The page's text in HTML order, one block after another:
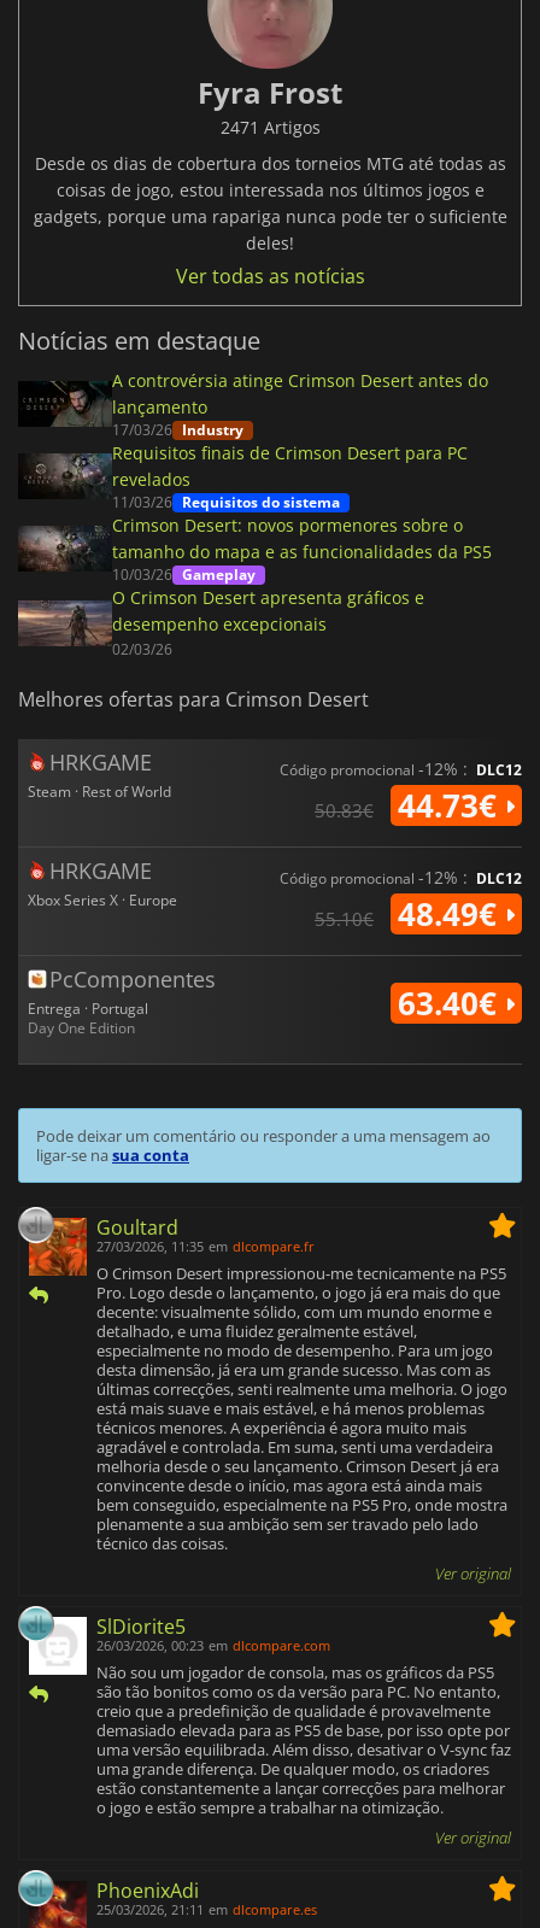
Fyra Frost
2471 Artigos
Desde os dias de cobertura dos torneios MTG até todas as
coisas de jogo, estou interessada nos últimos jogos e
gadgets, porque uma rapariga nunca pode ter o suficiente
deles!
Ver todas as notícias
Notícias em destaque
A controvérsia atinge Crimson Desert antes do
lançamento
17/03/26 Industry
Requisitos finais de Crimson Desert para PC
revelados
11/03/26 Requisitos do sistema
Crimson Desert: novos pormenores sobre o
tamanho do mapa e as funcionalidades da PS5
10/03/26 Gameplay
O Crimson Desert apresenta gráficos e
desempenho excepcionais
02/03/26
Melhores ofertas para Crimson Desert
HRKGAME
Steam · Rest of World
Código promocional -12% : DLC12
50.83€ 44.73€
HRKGAME
Xbox Series X · Europe
Código promocional -12% : DLC12
55.10€ 48.49€
PcComponentes
Entrega · Portugal
Day One Edition
63.40€
Pode deixar um comentário ou responder a uma mensagem ao
ligar-se nasua conta
Goultard
27/03/2026, 11:35 em dlcompare.fr
O Crimson Desert impressionou-me tecnicamente na PS5
Pro. Logo desde o lançamento, o jogo já era mais do que
decente: visualmente sólido, com um mundo enorme e
detalhado, e uma fluidez geralmente estável,
especialmente no modo de desempenho. Para um jogo
desta dimensão, já era um grande sucesso. Mas com as
últimas correcções, senti realmente uma melhoria. O jogo
está mais suave e mais estável, e há menos problemas
técnicos menores. A experiência é agora muito mais
agradável e controlada. Em suma, senti uma verdadeira
melhoria desde o seu lançamento. Crimson Desert já era
convincente desde o início, mas agora está ainda mais
bem conseguido, especialmente na PS5 Pro, onde mostra
plenamente a sua ambição sem ser travado pelo lado
técnico das coisas.
Ver original
SlDiorite5
26/03/2026, 00:23 em dlcompare.com
Não sou um jogador de consola, mas os gráficos da PS5
são tão bonitos como os da versão para PC. No entanto,
creio que a predefinição de qualidade é provavelmente
demasiado elevada para as PS5 de base, por isso opte por
uma versão equilibrada. Além disso, desativar o V-sync faz
uma grande diferença. De qualquer modo, os criadores
estão constantemente a lançar correcções para melhorar
o jogo e estão sempre a trabalhar na otimização.
Ver original
PhoenixAdi
25/03/2026, 21:11 em dlcompare.es